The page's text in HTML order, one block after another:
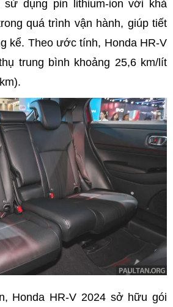
sử dụng pin lithium-ion với khả
quá trình vận hành, giúp tiết
kể. Theo ước tính, Honda HR-V
trung bình khoảng 25,6 km/lít
Honda HR-V 2024 sở hữu gói